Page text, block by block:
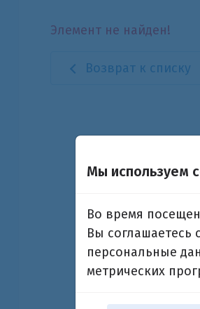
Элемент не найден!
Возврат к списку
Мы используем
Во время
Вы соглашаетесь
персональные
метрических